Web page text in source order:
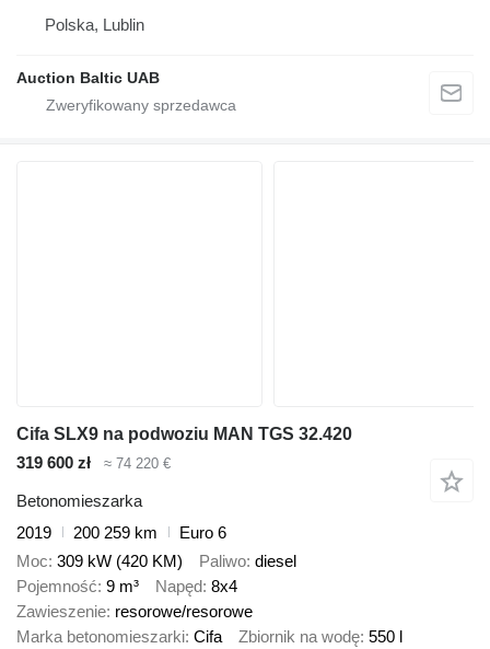
Polska, Lublin
Auction Baltic UAB
Cifa SLX9 na podwoziu MAN TGS 32.420
319 600 zł
≈ 74 220 €
Betonomieszarka
2019
200 259 km
Euro 6
Moc 309 kW (420 KM) Paliwo diesel
Pojemność 9 m³ Napęd 8x4
Zawieszenie resorowe/resorowe
Marka betonomieszarki Cifa Zbiornik na wodę 550 l